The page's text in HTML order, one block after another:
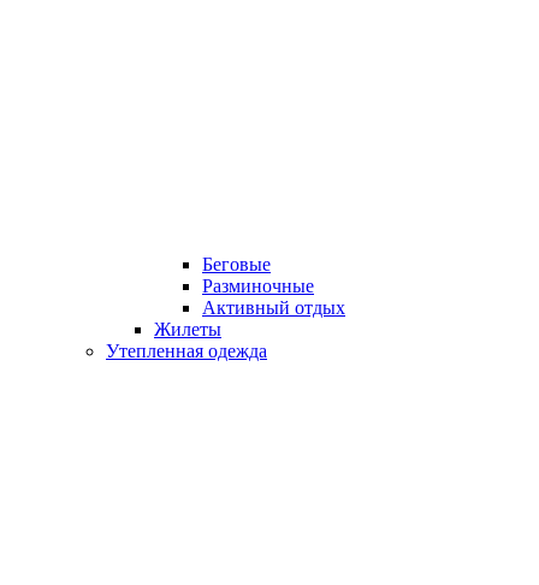
Беговые
Разминочные
Активный отдых
Жилеты
Утепленная одежда